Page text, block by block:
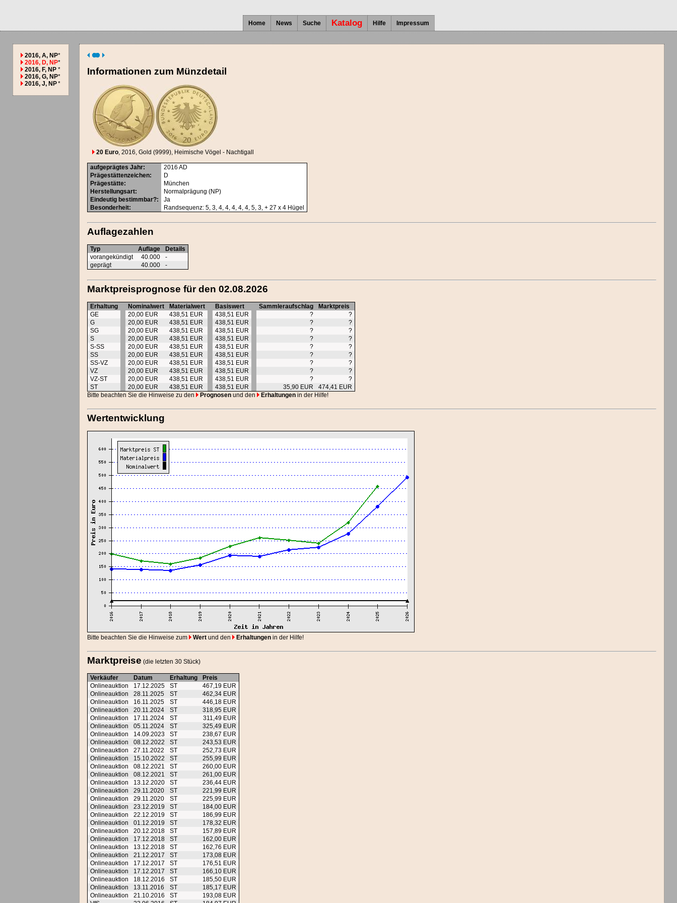
Home News Suche Katalog Hilfe Impressum
2016, A, NP*
2016, D, NP*
2016, F, NP *
2016, G, NP*
2016, J, NP*
Informationen zum Münzdetail
20 Euro, 2016, Gold (9999), Heimische Vögel - Nachtigall
aufgeprägtes Jahr: 2016AD
Prägestättenzeichen:
D
Prägestätte:
München
Herstellungsart:
Normalprägung (NP)
Eindeutig bestimmbar?:
Ja
Besonderheit: Randsequenz: 5, 3, 4, 4, 4, 4, 4, 5, 3, + 27 x 4 Hügel
Auflagezahlen
Typ Auflage
Details
vorangekündigt
40.000
-
geprägt
40.000 -
Marktpreisprognose für den 02.08.2026
Erhaltung Nominalwert Materialwert Basiswert Sammleraufschlag
Marktpreis
GE
20,00 EUR 438,51 EUR 438,51 EUR ?
?
G
20,00 EUR 438,51 EUR 438,51 EUR ?
?
SG
20,00 EUR 438,51 EUR 438,51 EUR ?
?
S
20,00 EUR 438,51 EUR 438,51 EUR ?
?
S-SS
20,00 EUR 438,51 EUR 438,51 EUR ?
?
SS
20,00 EUR 438,51 EUR 438,51 EUR ?
?
SS-VZ
20,00 EUR 438,51 EUR 438,51 EUR ?
?
VZ
20,00 EUR 438,51 EUR 438,51 EUR ?
?
VZ-ST
20,00 EUR 438,51 EUR 438,51 EUR ?
?
ST
20,00 EUR 438,51 EUR 438,51 EUR 35,90 EUR
474,41 EUR
Bitte beachten Sie die Hinweise zu den
Prognosen und den Erhaltungen in der Hilfe!
Wertentwicklung
Bitte beachten Sie die Hinweise zum Wert und den Erhaltungen in der Hilfe!
Marktpreise (die letzten 30 Stück)
Verkäufer Datum Erhaltung
Preis
Onlineauktion
17.12.2025 ST
467,19 EUR
Onlineauktion
28.11.2025 ST
462,34 EUR
Onlineauktion
16.11.2025 ST
446,18 EUR
Onlineauktion
20.11.2024 ST
318,95 EUR
Onlineauktion
17.11.2024 ST
311,49 EUR
Onlineauktion
05.11.2024 ST
325,49 EUR
Onlineauktion
14.09.2023 ST
238,67 EUR
Onlineauktion
08.12.2022 ST
243,53 EUR
Onlineauktion
27.11.2022 ST
252,73 EUR
Onlineauktion
15.10.2022 ST
255,99 EUR
Onlineauktion
08.12.2021 ST
260,00 EUR
Onlineauktion
08.12.2021 ST
261,00 EUR
Onlineauktion
13.12.2020 ST
236,44 EUR
Onlineauktion
29.11.2020 ST
221,99 EUR
Onlineauktion
29.11.2020 ST
225,99 EUR
Onlineauktion
23.12.2019 ST
184,00 EUR
Onlineauktion
22.12.2019 ST
186,99 EUR
Onlineauktion
01.12.2019 ST
178,32 EUR
Onlineauktion
20.12.2018 ST
157,89 EUR
Onlineauktion
17.12.2018 ST
162,00 EUR
Onlineauktion
13.12.2018 ST
162,76 EUR
Onlineauktion
21.12.2017 ST
173,08 EUR
Onlineauktion
17.12.2017 ST
176,51 EUR
Onlineauktion
17.12.2017 ST
166,10 EUR
Onlineauktion
18.12.2016 ST
185,50 EUR
Onlineauktion
13.11.2016 ST
185,17 EUR
Onlineauktion
21.10.2016 ST
193,08 EUR